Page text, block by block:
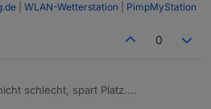
WLAN-Wetterstation PimpMyStation
0
schlecht, spart Platz.